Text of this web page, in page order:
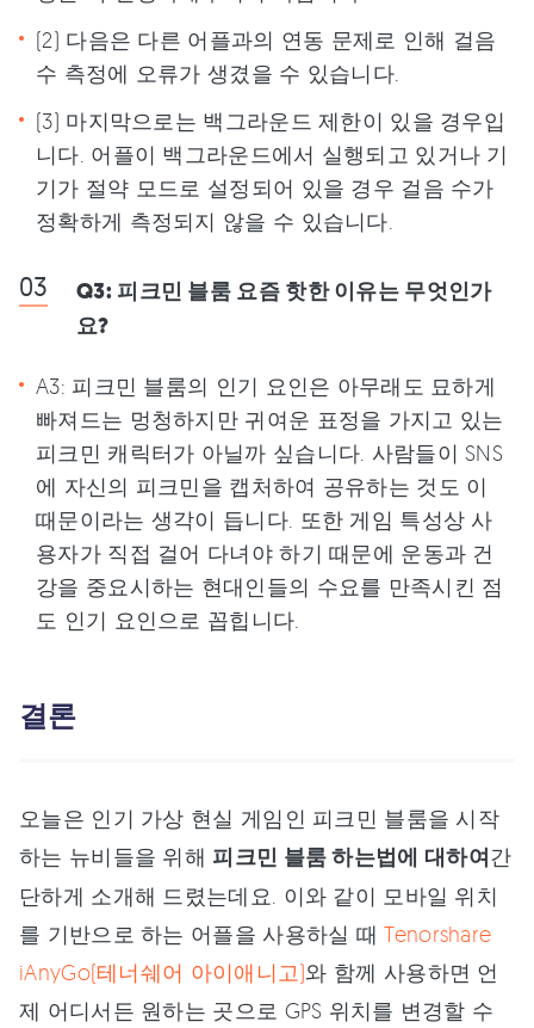
(2) 다음은 다른 어플과의 연동 문제로 인해 걸음
수 측정에 오류가 생겼을 수 있습니다.
(3) 마지막으로는 백그라운드 제한이 있을 경우입
니다. 어플이 백그라운드에서 실행되고 있거나 기
기가 절약 모드로 설정되어 있을 경우 걸음 수가
정확하게 측정되지 않을 수 있습니다.
Q3: 피크민 블룸 요즘 핫한 이유는 무엇인가
요?
A3: 피크민 블룸의 인기 요인은 아무래도 묘하게
빠져드는 멍청하지만 귀여운 표정을 가지고 있는
피크민 캐릭터가 아닐까 싶습니다. 사람들이 SNS
에 자신의 피크민을 캡처하여 공유하는 것도 이
때문이라는 생각이 듭니다. 또한 게임 특성상 사
용자가 직접 걸어 다녀야 하기 때문에 운동과 건
강을 중요시하는 현대인들의 수요를 만족시킨 점
도 인기 요인으로 꼽힙니다.
결론
오늘은 인기 가상 현실 게임인 피크민 블룸을 시작
하는 뉴비들을 위해 피크민 블룸 하는법에 대하여간
단하게 소개해 드렸는데요. 이와 같이 모바일 위치
를 기반으로 하는 어플을 사용하실 때Tenorshare
iAnyGo(테너쉐어 아이애니고)와 함께 사용하면 언
제 어디서든 원하는 곳으로 GPS 위치를 변경할 수